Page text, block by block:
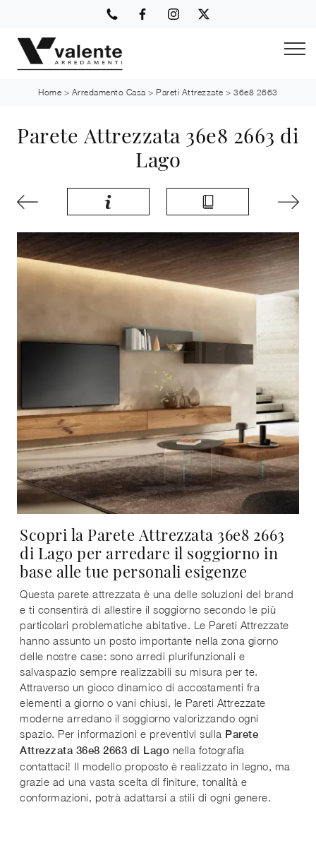
Home > Arredamento Casa >Pareti Attrezzate >36e8 2663
Parete Attrezzata 36e8 2663 di
Lago
Scopri la Parete Attrezzata 36e8 2663
di Lago per arredare il soggiorno in
base alle tue personali esigenze
Questa parete attrezzata è una delle soluzioni del brand
e ti consentirà di allestire il soggiorno secondo le più
particolari problematiche abitative. Le Pareti Attrezzate
hanno assunto un posto importante nella zona giorno
delle nostre case: sono arredi plurifunzionali e
salvaspazio sempre realizzabili su misura per te.
Attraverso un gioco dinamico di accostamenti fra
elementi a giorno o vani chiusi, le Pareti Attrezzate
moderne arredano il soggiorno valorizzando ogni
spazio. Per informazioni e preventivi sulla Parete
Attrezzata 36e8 2663 di Lago nella fotografia
contattaci! Il modello proposto è realizzato in legno, ma
grazie ad una vasta scelta di finiture, tonalità e
conformazioni, potrà adattarsi a stili di ogni genere.